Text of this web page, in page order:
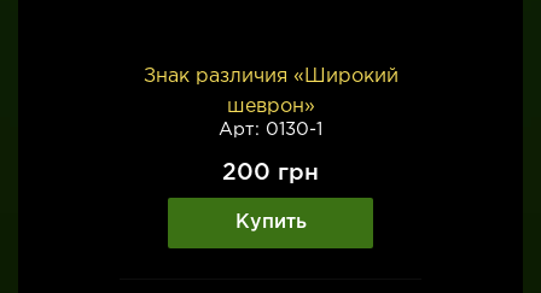
Знак различия «Широкий
шеврон»
Арт: 0130-1
200 грн
Купить